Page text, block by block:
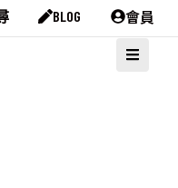
BLOG 會員